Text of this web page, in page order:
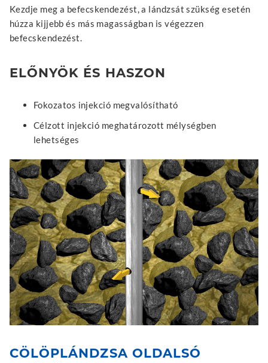
Kezdje meg a befecskendezést, a lándzsát szükség esetén
húzza kijjebb és más magasságban is végezzen
befecskendezést.
ELŐNYÖK ÉS HASZON
Fokozatos injekció megvalósítható
Célzott injekció meghatározott mélységben
lehetséges
CÖLÖPLÁNDZSA OLDALSÓ